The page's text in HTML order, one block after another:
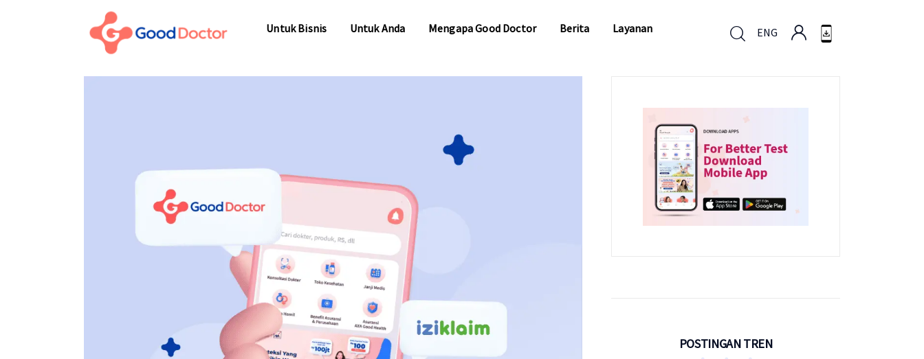
Untuk Bisnis Untuk Anda Mengapa Good Doctor Berita Layanan ENG
POSTINGAN TREN